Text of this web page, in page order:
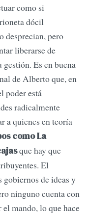
como si
dócil
desprecian, pero
liberarse de
gestión. Es en buena
de Alberto que, en
poder está
radicalmente
a quienes en teoría
como La
que hay que
El
gobiernos de ideas y
ninguno cuenta con
mando, lo que hace